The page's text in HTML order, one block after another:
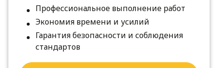
Профессиональное выполнение работ
Экономия времени и усилий
Гарантия безопасности и соблюдения
стандартов